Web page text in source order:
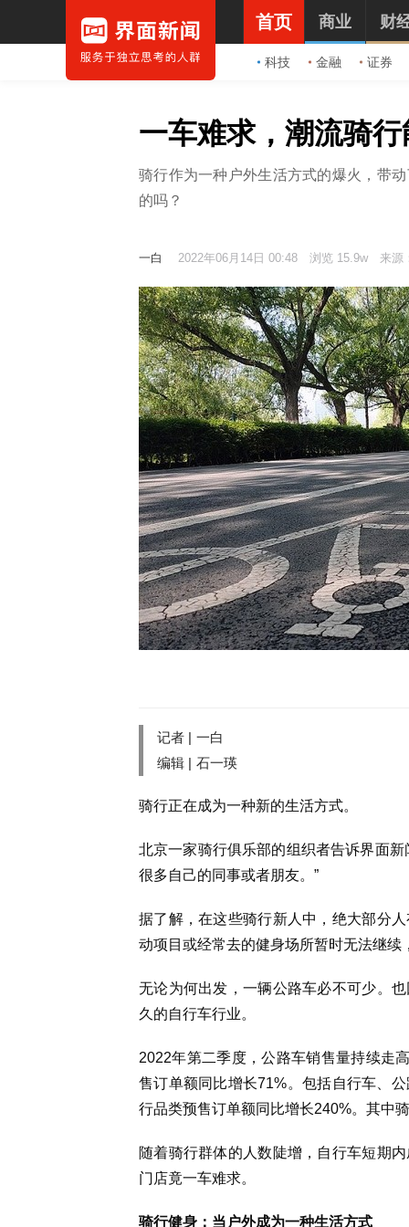
首页
科技 金融 证券
商业 财
一车难求，潮流骑
骑行作为一种户外生活方式的爆火，带
的吗？
一白 2022年06月14日 00:48 浏览 15.9w 来源
记者 | 一白
编辑 | 石一瑛
骑行正在成为一种新的生活方式。
北京一家骑行俱乐部的组织者告诉界面
很多自己的同事或者朋友。”
据了解，在这些骑行新人中，绝大部分
动项目或经常去的健身场所暂时无法继
无论为何出发，一辆公路车必不可少。
久的自行车行业。
2022年第二季度，公路车销售量持续走
售订单额同比增长71%。包括自行车、
行品类预售订单额同比增长240%。其中
随着骑行群体的人数陡增，自行车短期
门店竟一车难求。
骑行健身：当户外成为一种生活方式